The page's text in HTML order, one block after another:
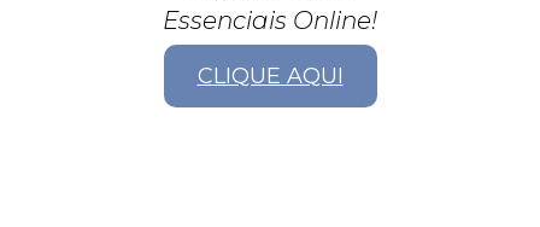
Essenciais Online!
CLIQUE AQUI